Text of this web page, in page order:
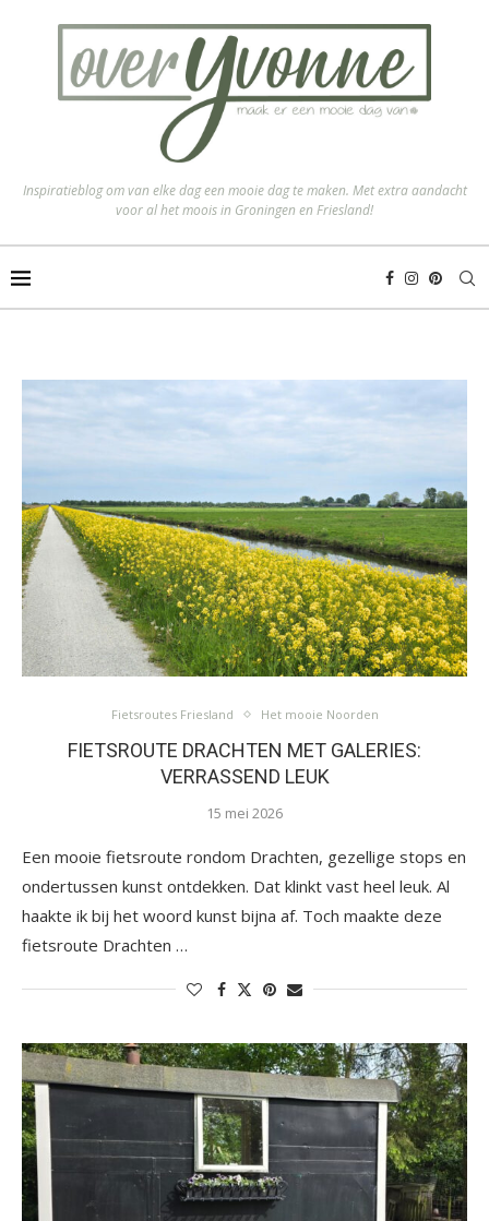
Inspiratieblog om van elke dag een mooie dag te maken. Met extra aandacht
voor al het moois in Groningen en Friesland!
Fietsroutes Friesland Het mooie Noorden
FIETSROUTE DRACHTEN MET GALERIES:
VERRASSEND LEUK
15 mei 2026
Een mooie fietsroute rondom Drachten, gezellige stops en
ondertussen kunst ontdekken. Dat klinkt vast heel leuk. Al
haakte ik bij het woord kunst bijna af. Toch maakte deze
fietsroute Drachten …